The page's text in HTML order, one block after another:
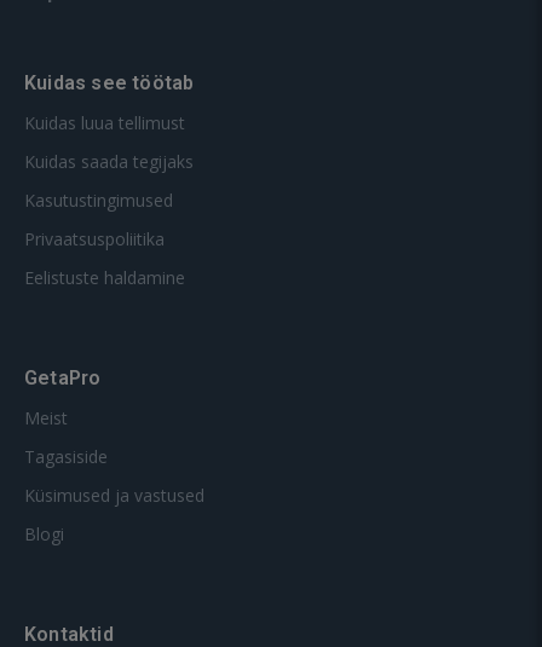
Kuidas see töötab
Kuidas luua tellimust
Kuidas saada tegijaks
Kasutustingimused
Privaatsuspoliitika
Eelistuste haldamine
GetaPro
Meist
Tagasiside
Küsimused ja vastused
Blogi
Kontaktid